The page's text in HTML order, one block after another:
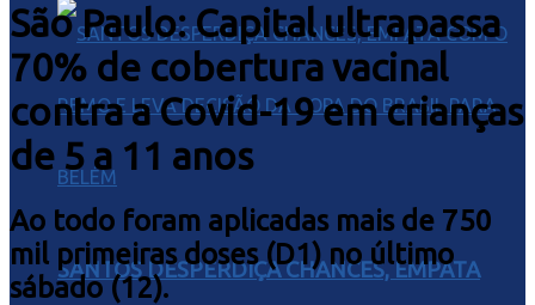
SANTOS DESPERDIÇA CHANCES, EMPATA
São Paulo: Capital ultrapassa
70% de cobertura vacinal
contra a Covid-19 em crianças
de 5 a 11 anos
Ao todo foram aplicadas mais de 750
mil primeiras doses (D1) no último
sábado (12).